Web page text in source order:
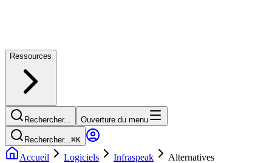
Ressources
Rechercher... Ouverture du menu
Rechercher...⌘K
Accueil Logiciels Infraspeak Alternatives